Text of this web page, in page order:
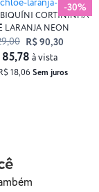
-30%
CORTININHA
LARANJA NEON
R$ 90,30
18,06 Sem juros
à vista